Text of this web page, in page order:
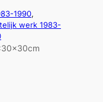
1990
werk 1983-